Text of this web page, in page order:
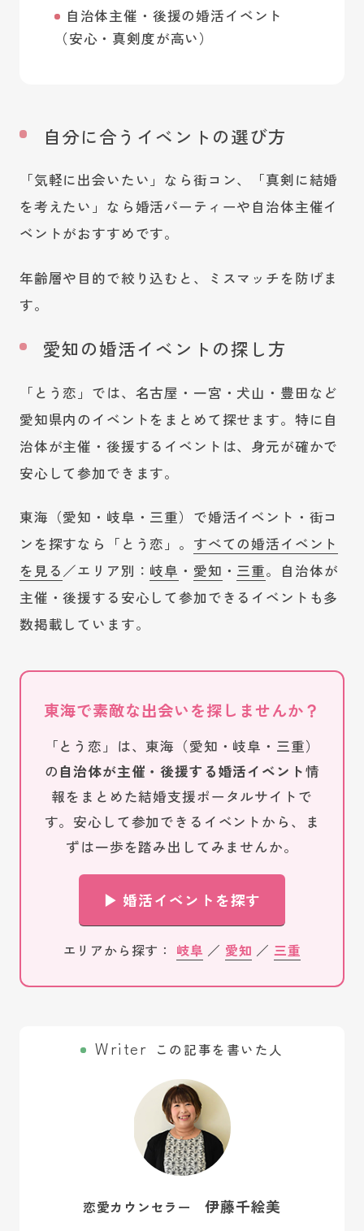
自治体主催・後援の婚活イベント
（安心・真剣度が高い）
自分に合うイベントの選び方
「気軽に出会いたい」なら街コン、「真剣に結婚
を考えたい」なら婚活パーティーや自治体主催イ
ベントがおすすめです。
年齢層や目的で絞り込むと、ミスマッチを防げま
す。
愛知の婚活イベントの探し方
「とう恋」では、名古屋・一宮・犬山・豊田など
愛知県内のイベントをまとめて探せます。特に自
治体が主催・後援するイベントは、身元が確かで
安心して参加できます。
東海（愛知・岐阜・三重）で婚活イベント・街コ
ンを探すなら「とう恋」。 すべての婚活イベント
を見る／エリア別： 岐阜 ・ 愛知 ・ 三重。自治体が
主催・後援する安心して参加できるイベントも多
数掲載しています。
東海で素敵な出会いを探しませんか？
「とう恋」は、東海（愛知・岐阜・三重）
の 自治体が主催・後援する婚活イベント情
報をまとめた結婚支援ポータルサイトで
す。安心して参加できるイベントから、ま
ずは一歩を踏み出してみませんか。
▶ 婚活イベントを探す
エリアから探す： 岐阜 ／ 愛知 ／ 三重
この記事を書いた人
恋愛カウンセラー 伊藤千絵美